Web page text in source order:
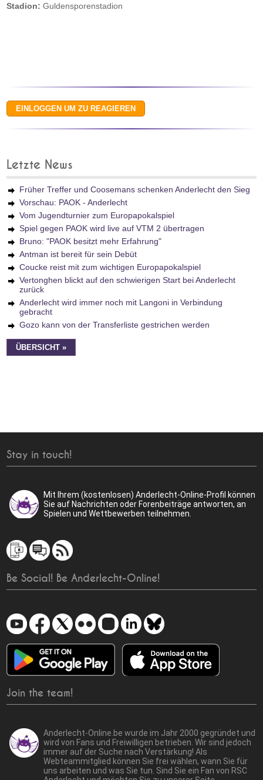
Stadion: Guldensporenstadion
Letzte News
Früher Treffer und Coosemans schenken Anderlecht den Sieg
Vorschau: PAOK - Anderlecht
Vom Jugendturnier zum Europapokalspiel
Spiel gegen PAOK wird live auf VTM 2 übertragen
Bruno: "PAOK besitzt mehr Erfahrung"
Antman ist bereit für sein Debüt
Coucke reist mit zum wichtigen Europapokalspiel
Vertonghen blickt auf den schwierigen Start bei Anderlecht
zurück
Anderlecht wird immer noch mit Langoni in Verbindung
gebracht
Gozo kann von der Transferliste gestrichen werden
ÜBERSICHT »
Stay in touch!
Mit Ihrem (kostenlosen) Anderlecht-Online-Profil können
Sie auf Nachrichten oder Forenbeiträge antworten, an
Spielen und Wettbewerben teilnehmen.
Be Social! Be Anderlecht-Online!
Join the team!
Anderlecht-Online.be wurde im Jahr 2000 gegründet und
wird von Fans und Freiwilligen betrieben. Wir sind jedoch
immer auf der Suche nach Verstärkung! Als
Webteammitglied können Sie frei wählen, wann Sie für
uns arbeiten und was Sie tun. Sind Sie ein Fan von RSC